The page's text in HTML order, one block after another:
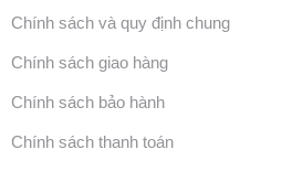
Chính sách và quy định chung
Chính sách giao hàng
Chính sách bảo hành
Chính sách thanh toán